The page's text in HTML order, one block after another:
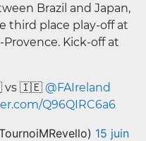
Brazil and Japan,
third place play-off at
Kick-off at
vs 🇮🇪 @FAIreland
Q96QIRC6a6
15 juin